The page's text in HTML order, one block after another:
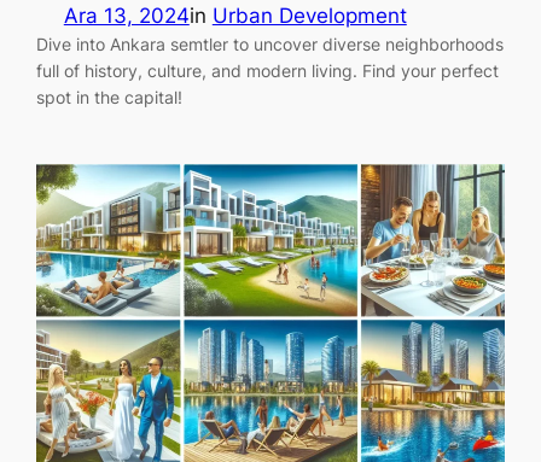
Ara 13, 2024in Urban Development
Dive into Ankara semtler to uncover diverse neighborhoods
full of history, culture, and modern living. Find your perfect
spot in the capital!